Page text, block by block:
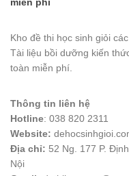
Kho đề thi học sinh giỏi
Tài liệu bồi dưỡng kiến
toàn miễn phí.
Thông tin liên hệ
Hotline: 038 820 2311
Website:
Địa chỉ: 52 Ng. 177 P.
Nội